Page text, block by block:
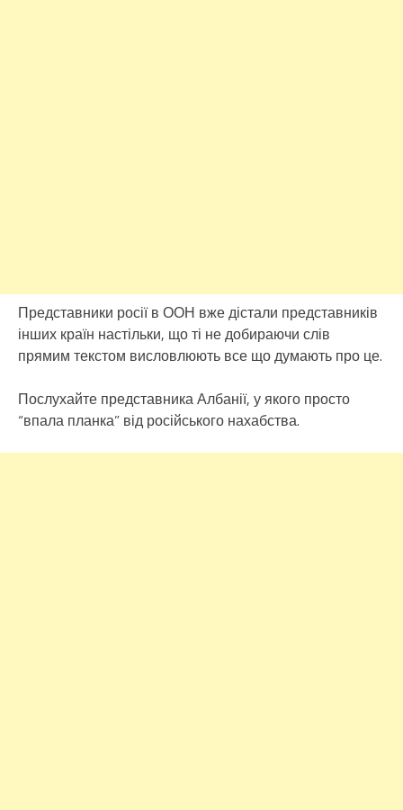
Представники росії в ООН вже дістали представників
інших країн настільки, що ті не добираючи слів
прямим текстом висловлюють все що думають про це.
Послухайте представника Албанії, у якого просто
“впала планка” від російського нахабства.